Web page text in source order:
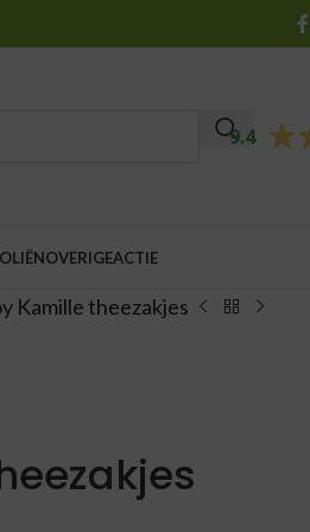
9.4
OVERIGEACTIE
Kamille theezakjes